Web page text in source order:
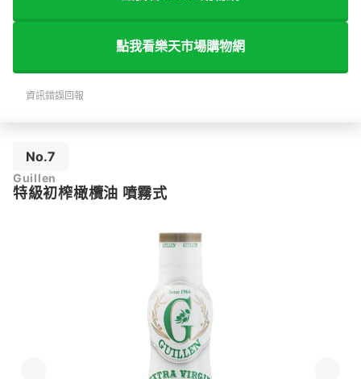
點我看樂天市場購物網
資訊錯誤回報
No.7
Guillen
特級初榨橄欖油 噴霧式